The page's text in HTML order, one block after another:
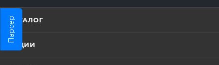
Парсер
КАТАЛОГ
АКЦИИ